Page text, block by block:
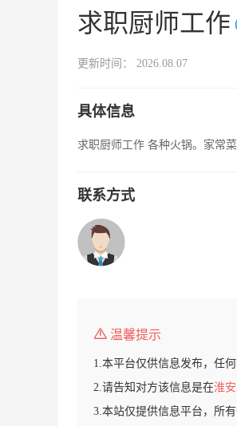
求职厨师工作
更新时间： 2026.08.07
具体信息
求职厨师工作 各种火锅。家常
联系方式
温馨提示
1.本平台仅供信息发布，任
2.请告知对方该信息是在淮
3.本站仅提供信息平台，所